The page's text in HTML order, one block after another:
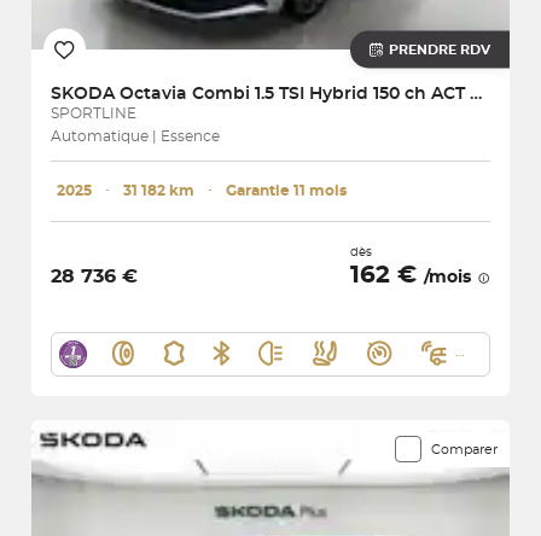
PRENDRE RDV
SKODA Octavia Combi 1.5 TSI Hybrid 150 ch ACT DSG7
SPORTLINE
Automatique | Essence
2025 ･ 31 182 km ･ Garantie 11 mois
28 736 €
dès
162 € /mois
Comparer